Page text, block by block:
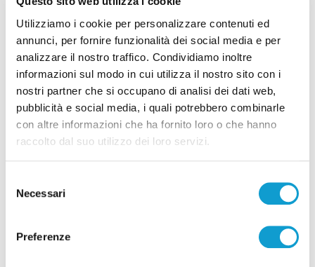
Utilizziamo i cookie per personalizzare contenuti ed
annunci, per fornire funzionalità dei social media e per
analizzare il nostro traffico. Condividiamo inoltre
informazioni sul modo in cui utilizza il nostro sito con i
nostri partner che si occupano di analisi dei dati web,
pubblicità e social media, i quali potrebbero combinarle
con altre informazioni che ha fornito loro o che hanno
raccolto dal suo utilizzo dei loro servizi.
delNecessari
Preferenze
Correlati